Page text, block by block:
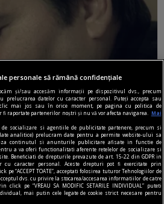
personale să rămână confidențiale
și/sau accesăm informații pe dispozitivul dvs., precum
prelucrarea datelor cu caracter personal. Puteți accepta sau
clic mai jos sau în orice moment, pe pagina cu politica de
fi raportate partenerilor noștri și nu vă vor afecta navigarea.
Mai
socializare si agentiile de publicitate partenere, precum si
analitice) prelucram date pentru a permite website-ului sa
continutul si anunturile publicitare afisate in functie de
a va oferi functionalitati aferente retelelor de socializare si
Beneficiati de drepturile prevazute de art. 15-22 din GDPR in
cu caracter personal. Aceste drepturi pot fi exercitate prin
pe “ACCEPT TOATE”, acceptati folosirea tuturor Tehnologiilor de
dvs. cu privire la stocarea/accesarea informatiilor de catre
click pe “VREAU SA MODIFIC SETARILE INDIVIDUAL” puteti
mai putin cele legate de cookie strict necesare pentru